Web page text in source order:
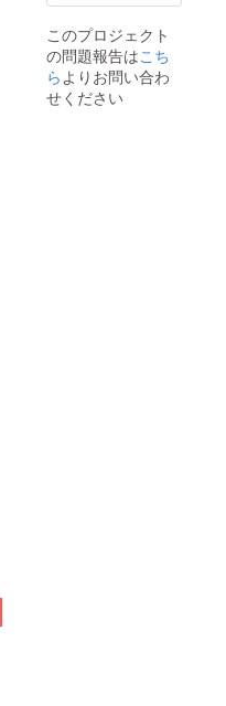
このプロジェクト
の問題報告はこち
ら よりお問い合わ
せください